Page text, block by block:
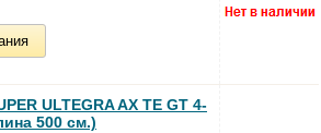
ULTEGRA AX TE GT 4-
500 см.)